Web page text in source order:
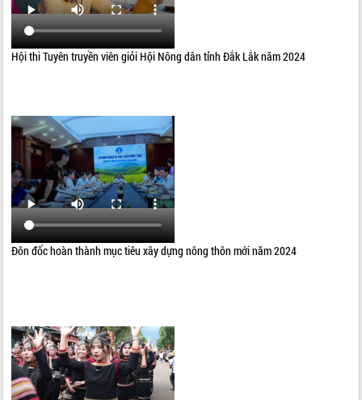
Hội thi Tuyên truyền viên giỏi Hội Nông dân tỉnh Đắk Lắk năm 2024
Đôn đốc hoàn thành mục tiêu xây dựng nông thôn mới năm 2024